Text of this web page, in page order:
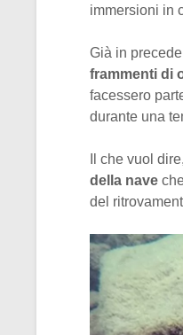
immersioni in
Già in
frammenti di
facessero
durante una
Il che vuol
della nave
del